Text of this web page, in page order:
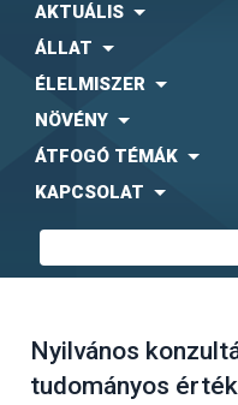
AKTUÁLIS
ÁLLAT
ÉLELMISZER
NÖVÉNY
ÁTFOGÓ TÉMÁK
KAPCSOLAT
Nyilvános
tudományos